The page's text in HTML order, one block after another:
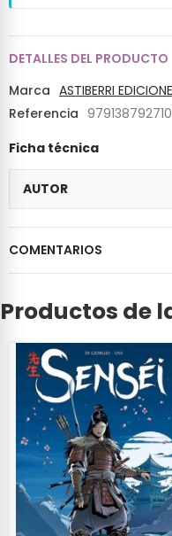
DETALLES DEL PRODUCTO
Marca ASTIBERRI
Referencia
Ficha técnica
AUTOR
COMENTARIOS
Productos de